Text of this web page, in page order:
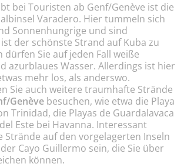
bei Touristen ab Genf/Genève ist die
Varadero. Hier tummeln sich
Sonnenhungrige und sind
der schönste Strand auf Kuba zu
Sie auf jeden Fall weiße
azurblaues Wasser. Allerdings ist hier
mehr los, als anderswo.
Sie auch weitere traumhafte Strände
Genève besuchen, wie etwa die Playa
Trinidad, die Playas de Guardalavaca
Este bei Havanna. Interessant
Strände auf den vorgelagerten Inseln
Cayo Guillermo sein, die Sie über
können.